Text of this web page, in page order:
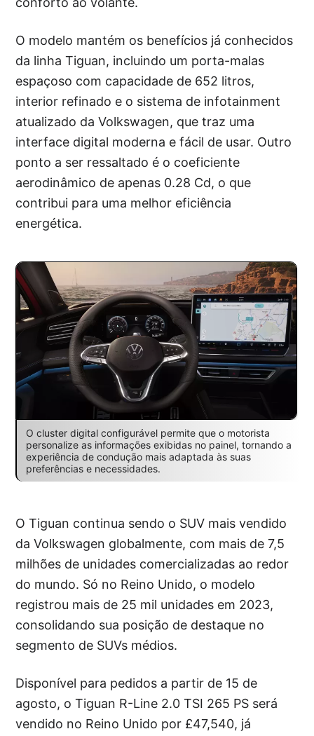
O modelo mantém os benefícios já conhecidos
da linha Tiguan, incluindo um porta-malas
espaçoso com capacidade de 652 litros,
interior refinado e o sistema de infotainment
atualizado da Volkswagen, que traz uma
interface digital moderna e fácil de usar. Outro
ponto a ser ressaltado é o coeficiente
aerodinâmico de apenas 0.28 Cd, o que
contribui para uma melhor eficiência
energética.
O cluster digital configurável permite que o motorista
personalize as informações exibidas no painel, tornando a
experiência de condução mais adaptada às suas
preferências e necessidades.
O Tiguan continua sendo o SUV mais vendido
da Volkswagen globalmente, com mais de 7,5
milhões de unidades comercializadas ao redor
do mundo. Só no Reino Unido, o modelo
registrou mais de 25 mil unidades em 2023,
consolidando sua posição de destaque no
segmento de SUVs médios.
Disponível para pedidos a partir de 15 de
agosto, o Tiguan R-Line 2.0 TSI 265 PS será
vendido no Reino Unido por £47,540, já